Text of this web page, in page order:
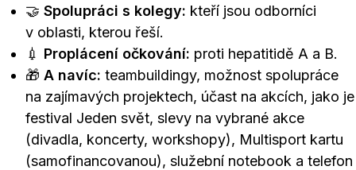
🤝 Spolupráci s kolegy: kteří jsou odborníci
v oblasti, kterou řeší.
💉 Proplácení očkování: proti hepatitidě A a B.
🎁 A navíc: teambuildingy, možnost spolupráce
na zajímavých projektech, účast na akcích, jako je
festival Jeden svět, slevy na vybrané akce
(divadla, koncerty, workshopy), Multisport kartu
(samofinancovanou), služební notebook a telefon